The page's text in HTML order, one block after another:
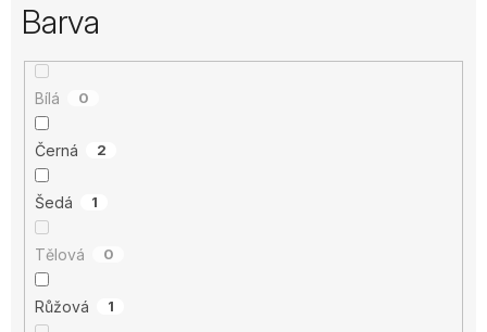
Barva
Bílá 0
Černá 2
Šedá 1
Tělová 0
Růžová 1